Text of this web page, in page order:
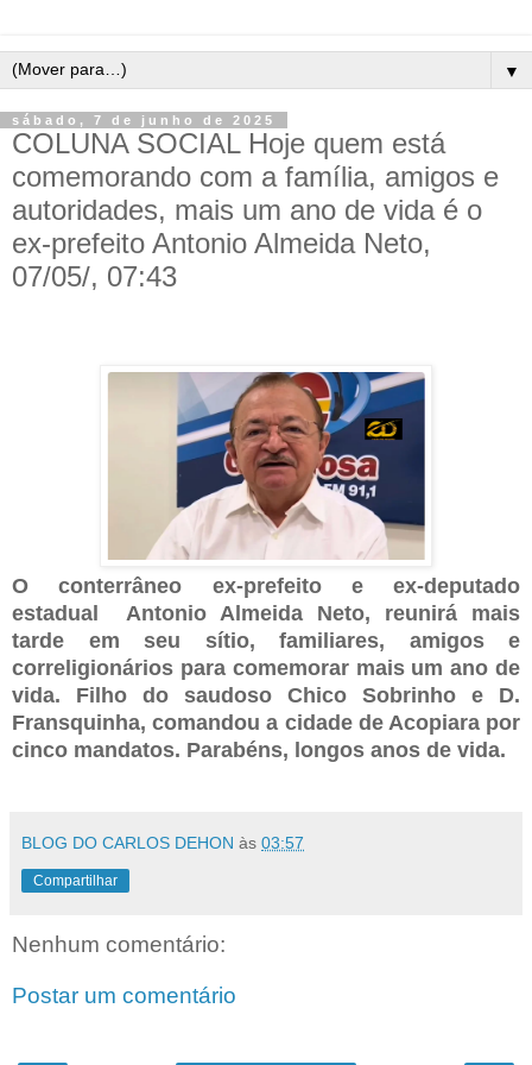
▼
sábado, 7 de junho de 2025
COLUNA SOCIAL Hoje quem está
comemorando com a família, amigos e
autoridades, mais um ano de vida é o
ex-prefeito Antonio Almeida Neto,
07/05/, 07:43
O conterrâneo ex-prefeito e ex-deputado
estadual Antonio Almeida Neto, reunirá mais
tarde em seu sítio, familiares, amigos e
correligionários para comemorar mais um ano de
vida. Filho do saudoso Chico Sobrinho e D.
Fransquinha, comandou a cidade de Acopiara por
cinco mandatos. Parabéns, longos anos de vida.
BLOG DO CARLOS DEHON às 03:57
Compartilhar
Nenhum comentário:
Postar um comentário